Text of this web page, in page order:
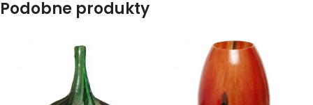
Podobne produkty